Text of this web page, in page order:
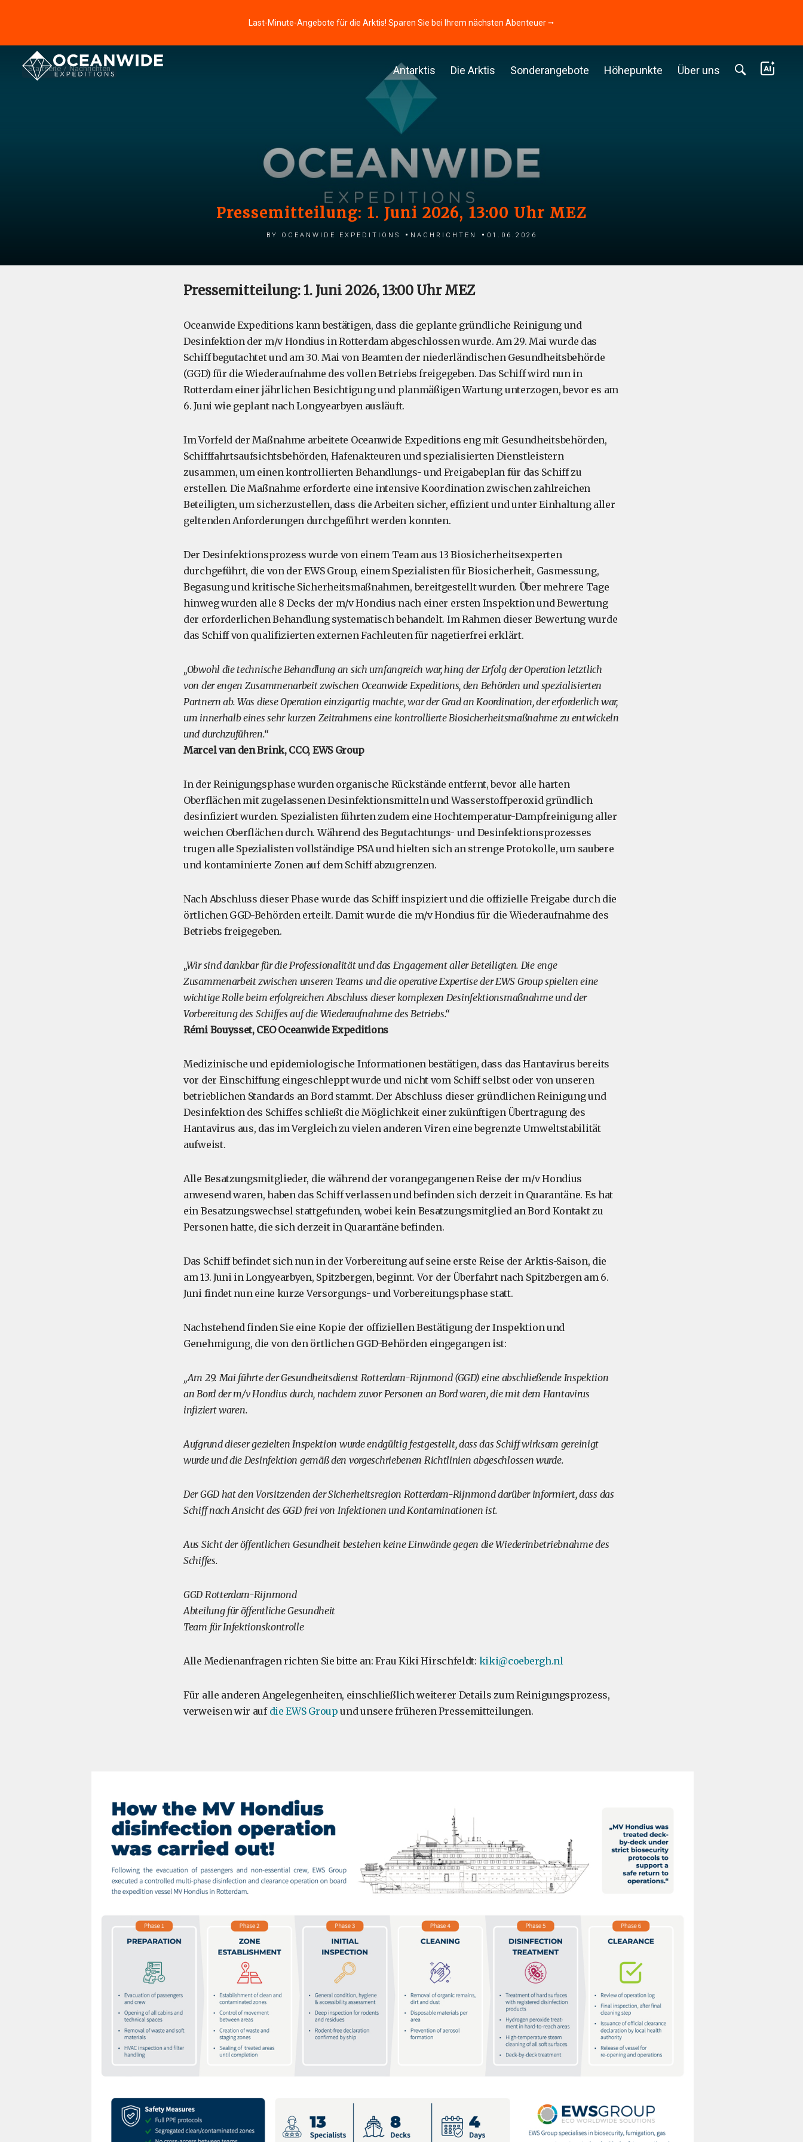
Last-Minute-Angebote für die Arktis! Sparen Sie bei Ihrem nächsten Abenteuer ⭢
Antarktis Die Arktis Sonderangebote Höhepunkte Über uns
Startseite Nachrichten
Pressemitteilung: 1. Juni 2026, 13:00 Uhr MEZ
by Oceanwide Expeditions Nachrichten 01.06.2026
Pressemitteilung: 1. Juni 2026, 13:00 Uhr MEZ
Oceanwide Expeditions kann bestätigen, dass die geplante gründliche Reinigung und
Desinfektion der m/v Hondius in Rotterdam abgeschlossen wurde. Am 29. Mai wurde das
Schiff begutachtet und am 30. Mai von Beamten der niederländischen Gesundheitsbehörde
(GGD) für die Wiederaufnahme des vollen Betriebs freigegeben. Das Schiff wird nun in
Rotterdam einer jährlichen Besichtigung und planmäßigen Wartung unterzogen, bevor es am
6. Juni wie geplant nach Longyearbyen ausläuft.
Im Vorfeld der Maßnahme arbeitete Oceanwide Expeditions eng mit Gesundheitsbehörden,
Schifffahrtsaufsichtsbehörden, Hafenakteuren und spezialisierten Dienstleistern
zusammen, um einen kontrollierten Behandlungs- und Freigabeplan für das Schiff zu
erstellen. Die Maßnahme erforderte eine intensive Koordination zwischen zahlreichen
Beteiligten, um sicherzustellen, dass die Arbeiten sicher, effizient und unter Einhaltung aller
geltenden Anforderungen durchgeführt werden konnten.
Der Desinfektionsprozess wurde von einem Team aus 13 Biosicherheitsexperten
durchgeführt, die von der EWS Group, einem Spezialisten für Biosicherheit, Gasmessung,
Begasung und kritische Sicherheitsmaßnahmen, bereitgestellt wurden. Über mehrere Tage
hinweg wurden alle 8 Decks der m/v Hondius nach einer ersten Inspektion und Bewertung
der erforderlichen Behandlung systematisch behandelt. Im Rahmen dieser Bewertung wurde
das Schiff von qualifizierten externen Fachleuten für nagetierfrei erklärt.
„Obwohl die technische Behandlung an sich umfangreich war, hing der Erfolg der Operation letztlich
von der engen Zusammenarbeit zwischen Oceanwide Expeditions, den Behörden und spezialisierten
Partnern ab. Was diese Operation einzigartig machte, war der Grad an Koordination, der erforderlich war,
um innerhalb eines sehr kurzen Zeitrahmens eine kontrollierte Biosicherheitsmaßnahme zu entwickeln
und durchzuführen.“
Marcel van den Brink, CCO, EWS Group
In der Reinigungsphase wurden organische Rückstände entfernt, bevor alle harten
Oberflächen mit zugelassenen Desinfektionsmitteln und Wasserstoffperoxid gründlich
desinfiziert wurden. Spezialisten führten zudem eine Hochtemperatur-Dampfreinigung aller
weichen Oberflächen durch. Während des Begutachtungs- und Desinfektionsprozesses
trugen alle Spezialisten vollständige PSA und hielten sich an strenge Protokolle, um saubere
und kontaminierte Zonen auf dem Schiff abzugrenzen.
Nach Abschluss dieser Phase wurde das Schiff inspiziert und die offizielle Freigabe durch die
örtlichen GGD-Behörden erteilt. Damit wurde die m/v Hondius für die Wiederaufnahme des
Betriebs freigegeben.
„Wir sind dankbar für die Professionalität und das Engagement aller Beteiligten. Die enge
Zusammenarbeit zwischen unseren Teams und die operative Expertise der EWS Group spielten eine
wichtige Rolle beim erfolgreichen Abschluss dieser komplexen Desinfektionsmaßnahme und der
Vorbereitung des Schiffes auf die Wiederaufnahme des Betriebs.“
Rémi Bouysset, CEO Oceanwide Expeditions
Medizinische und epidemiologische Informationen bestätigen, dass das Hantavirus bereits
vor der Einschiffung eingeschleppt wurde und nicht vom Schiff selbst oder von unseren
betrieblichen Standards an Bord stammt. Der Abschluss dieser gründlichen Reinigung und
Desinfektion des Schiffes schließt die Möglichkeit einer zukünftigen Übertragung des
Hantavirus aus, das im Vergleich zu vielen anderen Viren eine begrenzte Umweltstabilität
aufweist.
Alle Besatzungsmitglieder, die während der vorangegangenen Reise der m/v Hondius
anwesend waren, haben das Schiff verlassen und befinden sich derzeit in Quarantäne. Es hat
ein Besatzungswechsel stattgefunden, wobei kein Besatzungsmitglied an Bord Kontakt zu
Personen hatte, die sich derzeit in Quarantäne befinden.
Das Schiff befindet sich nun in der Vorbereitung auf seine erste Reise der Arktis-Saison, die
am 13. Juni in Longyearbyen, Spitzbergen, beginnt. Vor der Überfahrt nach Spitzbergen am 6.
Juni findet nun eine kurze Versorgungs- und Vorbereitungsphase statt.
Nachstehend finden Sie eine Kopie der offiziellen Bestätigung der Inspektion und
Genehmigung, die von den örtlichen GGD-Behörden eingegangen ist:
„Am 29. Mai führte der Gesundheitsdienst Rotterdam-Rijnmond (GGD) eine abschließende Inspektion
an Bord der m/v Hondius durch, nachdem zuvor Personen an Bord waren, die mit dem Hantavirus
infiziert waren.
Aufgrund dieser gezielten Inspektion wurde endgültig festgestellt, dass das Schiff wirksam gereinigt
wurde und die Desinfektion gemäß den vorgeschriebenen Richtlinien abgeschlossen wurde.
Der GGD hat den Vorsitzenden der Sicherheitsregion Rotterdam-Rijnmond darüber informiert, dass das
Schiff nach Ansicht des GGD frei von Infektionen und Kontaminationen ist.
Aus Sicht der öffentlichen Gesundheit bestehen keine Einwände gegen die Wiederinbetriebnahme des
Schiffes.
GGD Rotterdam-Rijnmond
Abteilung für öffentliche Gesundheit
Team für Infektionskontrolle
Alle Medienanfragen richten Sie bitte an: Frau Kiki Hirschfeldt: kiki@coebergh.nl
Für alle anderen Angelegenheiten, einschließlich weiterer Details zum Reinigungsprozess,
verweisen wir auf die EWS Group und unsere früheren Pressemitteilungen.